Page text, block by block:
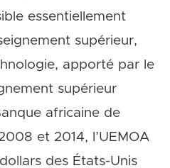
essentiellement
supérieur,
apporté par le
supérieur
africaine de
et 2014, l’UEMOA
des États-Unis